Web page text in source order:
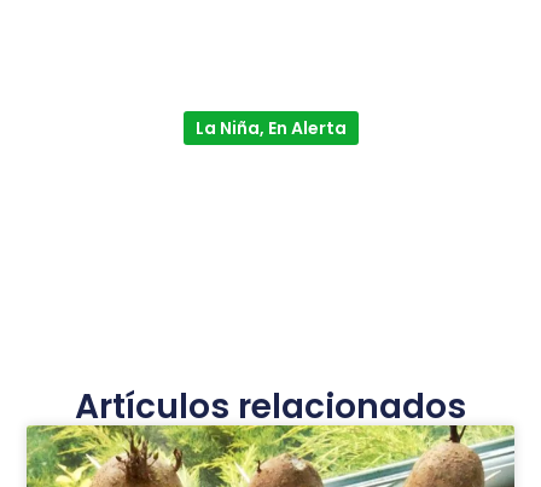
La Niña, En Alerta
Artículos relacionados